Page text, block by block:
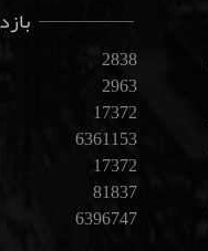
2838
2963
17372
6361153
17372
81837
6396747